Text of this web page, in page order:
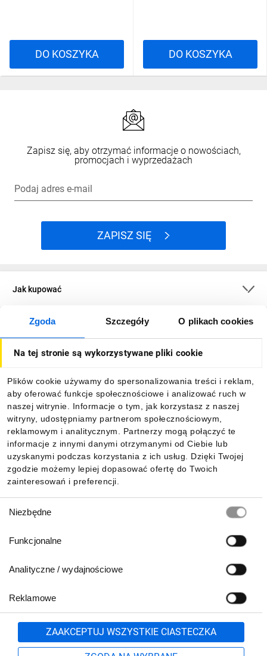
Zgoda Szczegóły O plikach cookies
Na tej stronie są wykorzystywane pliki cookie
Plików cookie używamy do spersonalizowania treści i reklam,
aby oferować funkcje społecznościowe i analizować ruch w
naszej witrynie. Informacje o tym, jak korzystasz z naszej
witryny, udostępniamy partnerom społecznościowym,
reklamowym i analitycznym. Partnerzy mogą połączyć te
informacje z innymi danymi otrzymanymi od Ciebie lub
uzyskanymi podczas korzystania z ich usług. Dzięki Twojej
zgodzie możemy lepiej dopasować ofertę do Twoich
zainteresowań i preferencji.
zgody
Niezbędne
Funkcjonalne
Analityczne / wydajnościowe
Reklamowe
ZAAKCEPTUJ WSZYSTKIE CIASTECZKA
DO KOSZYKA DO KOSZYKA
Zapisz się, aby otrzymać informacje o nowościach,
promocjach i wyprzedażach
Podaj adres e-mail
ZAPISZ SIĘ
Jak kupować
O firmie
Informacje
Pobierz naszą aplikację mobilną:
801 500 700 lub
71 37 61 600